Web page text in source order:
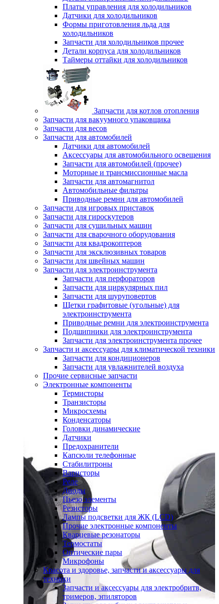
Платы управления для холодильников
Датчики для холодильников
Формы приготовления льда для
холодильников
Запчасти для холодильников прочее
Детали корпуса для холодильников
Таймеры оттайки для холодильников
Запчасти для котлов отопления
Запчасти для вакуумного упаковщика
Запчасти для весов
Запчасти для автомобилей
Датчики для автомобилей
Аксессуары для автомобильного освещения
Запчасти для автомобилей (прочее)
Моторные и трансмиссионные масла
Запчасти для автомагнитол
Автомобильные фильтры
Приводные ремни для автомобилей
Запчасти для игровых приставок
Запчасти для гироскутеров
Запчасти для сушильных машин
Запчасти для сварочного оборудования
Запчасти для квадрокоптеров
Запчасти для эксклюзивных товаров
Запчасти для швейных машин
Запчасти для электроинструмента
Запчасти для перфораторов
Запчасти для циркулярных пил
Запчасти для шуруповертов
Щетки графитовые (угольные) для
электроинструмента
Приводные ремни для электроинструмента
Подшипники для электроинструмента
Запчасти для электроинструмента прочее
Запчасти и аксессуары для климатической техники
Запчасти для кондиционеров
Запчасти для увлажнителей воздуха
Прочие сервисные запчасти
Электронные компоненты
Термисторы
Транзисторы
Микросхемы
Конденсаторы
Головки динамические
Датчики
Предохранители
Капсюли телефонные
Стабилитроны
Варисторы
Реле
Диоды
Пьезо элементы
Резисторы
Лампы подсветки для ЖК (LCD)
Прочие электронные компоненты
Кварцевые резонаторы
Термостаты
Оптические пары
Микрофоны
Красота и здоровье, запчасти и аксессуары для
техники
Запчасти и аксессуары для электробритв,
тримеров, эпиляторов